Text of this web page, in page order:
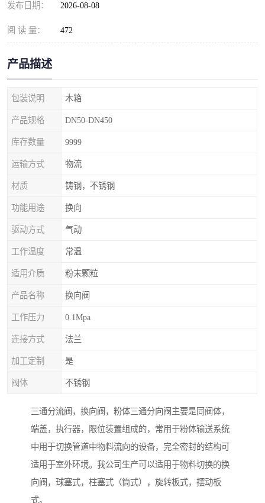
发布日期： 2026-08-08
阅 读 量： 472
产品描述
包装说明 木箱
产品规格 DN50-DN450
库存数量 9999
运输方式 物流
材质 铸钢，不锈钢
功能用途 换向
驱动方式 气动
工作温度 常温
适用介质 粉末颗粒
产品名称 换向阀
工作压力 0.1Mpa
连接方式 法兰
加工定制 是
阀体 不锈钢
三通分流阀，换向阀，粉体三通分向阀主要是同阀体，
端盖，执行器，限位装置组成的，常用于粉体输送系统
中用于切换管道中物料流向的设备，完全密封的结构可
适用于室外环境。我公司生产可以适用于物料切换的换
向阀，球塞式，柱塞式（筒式），旋转板式，摆动板
式。